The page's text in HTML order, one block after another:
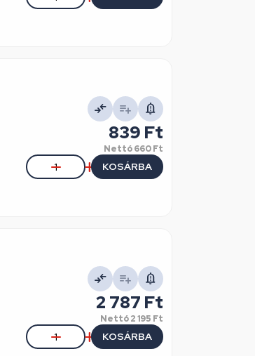
839 Ft
Nettó660 Ft
KOSÁRBA
2 787 Ft
Nettó2 195 Ft
KOSÁRBA